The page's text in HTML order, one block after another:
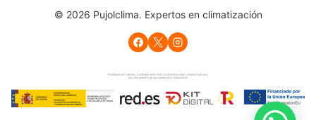
© 2026 Pujolclima. Expertos en climatización